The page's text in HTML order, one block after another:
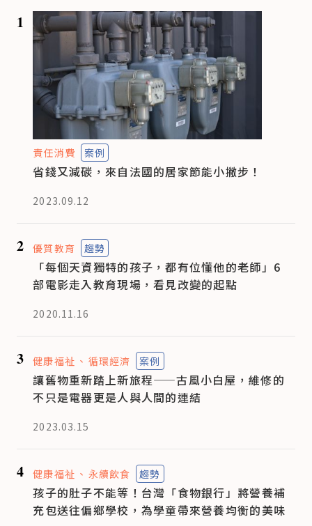
1
責任消費 案例
省錢又減碳，來自法國的居家節能小撇步！
2023.09.12
2 優質教育 趨勢
「每個天資獨特的孩子，都有位懂他的老師」6
部電影走入教育現場，看見改變的起點
2020.11.16
3 健康福祉 循環經濟 案例
讓舊物重新踏上新旅程——古風小白屋，維修的
不只是電器更是人與人間的連結
2023.03.15
4 健康福祉 永續飲食 趨勢
孩子的肚子不能等！台灣「食物銀行」將營養補
充包送往偏鄉學校，為學童帶來營養均衡的美味